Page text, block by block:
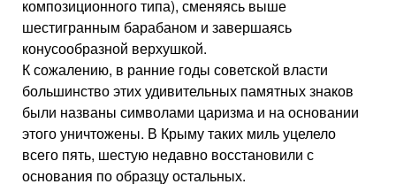
композиционного типа), сменяясь выше
шестигранным барабаном и завершаясь
конусообразной верхушкой.
К сожалению, в ранние годы советской власти
большинство этих удивительных памятных знаков
были названы символами царизма и на основании
этого уничтожены. В Крыму таких миль уцелело
всего пять, шестую недавно восстановили с
основания по образцу остальных.